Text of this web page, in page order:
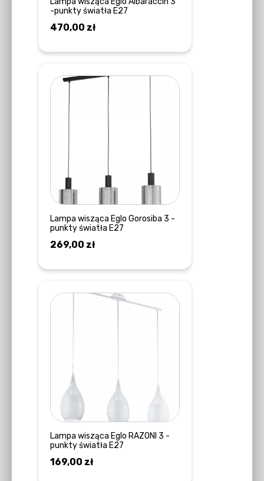
-punkty światła E27
470,00 zł
Lampa wisząca Eglo Gorosiba 3 -
punkty światła E27
269,00 zł
Lampa wisząca Eglo RAZONI 3 -
punkty światła E27
169,00 zł